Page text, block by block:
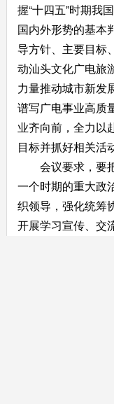
握“十四五”时期我
国内外形势的基本
导方针、主要目标
动汕头文化广电旅
力量推动城市新发
谱写广电事业高质
业齐向前，全力以
目标并抓好相关活
会议要求，要
一个时期的重大政
织领导，强化统筹
开展学习宣传、交